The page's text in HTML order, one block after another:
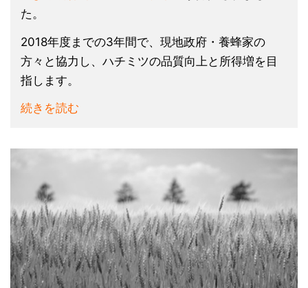
た。
2018年度までの3年間で、現地政府・養蜂家の
方々と協力し、ハチミツの品質向上と所得増を目
指します。
続きを読む